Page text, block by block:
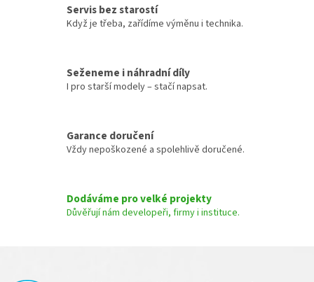
á
d
p
r
ý
s
u
Servis bez starostí
Když je třeba, zařídíme výměnu i technika.
Seženeme i náhradní díly
I pro starší modely – stačí napsat.
Garance doručení
Vždy nepoškozené a spolehlivě doručené.
Dodáváme pro velké projekty
Důvěřují nám developeři, firmy i instituce.